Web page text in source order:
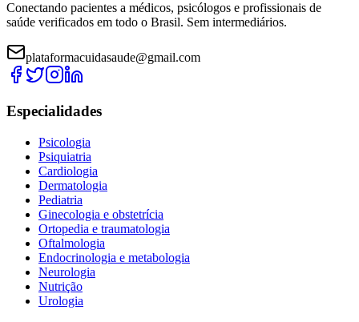
Conectando pacientes a médicos, psicólogos e profissionais de
saúde verificados em todo o Brasil. Sem intermediários.
plataformacuidasaude@gmail.com
Especialidades
Psicologia
Psiquiatria
Cardiologia
Dermatologia
Pediatria
Ginecologia e obstetrícia
Ortopedia e traumatologia
Oftalmologia
Endocrinologia e metabologia
Neurologia
Nutrição
Urologia